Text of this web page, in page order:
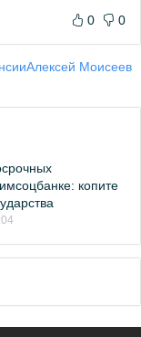
0 0
Алексей Моисеев
копите